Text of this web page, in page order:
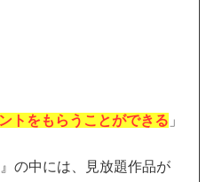
トをもらうことができる 」
の中には、見放題作品が